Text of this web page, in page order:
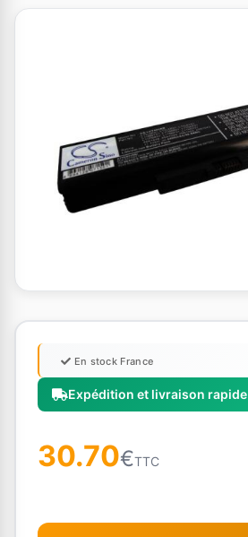
Expédition et livraison rapide
En stock France
30.70€TTC